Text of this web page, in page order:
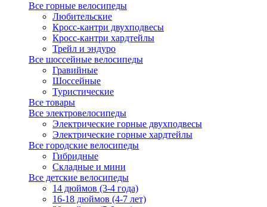
Все горные велосипеды
Любительские
Кросс-кантри двухподвесы
Кросс-кантри хардтейлы
Трейл и эндуро
Все шоссейные велосипеды
Гравийные
Шоссейные
Туристические
Все товары
Все электровелосипеды
Электрические горные двухподвесы
Электрические горные хардтейлы
Все городские велосипеды
Гибридные
Складные и мини
Все детские велосипеды
14 дюймов (3-4 года)
16-18 дюймов (4-7 лет)